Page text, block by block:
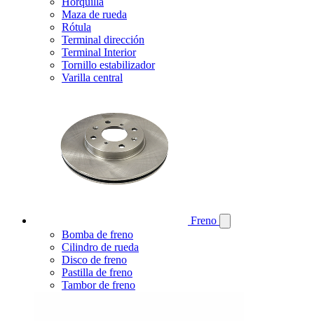
Maza de rueda
Rótula
Terminal dirección
Terminal Interior
Tornillo estabilizador
Varilla central
Freno
Bomba de freno
Cilindro de rueda
Disco de freno
Pastilla de freno
Tambor de freno